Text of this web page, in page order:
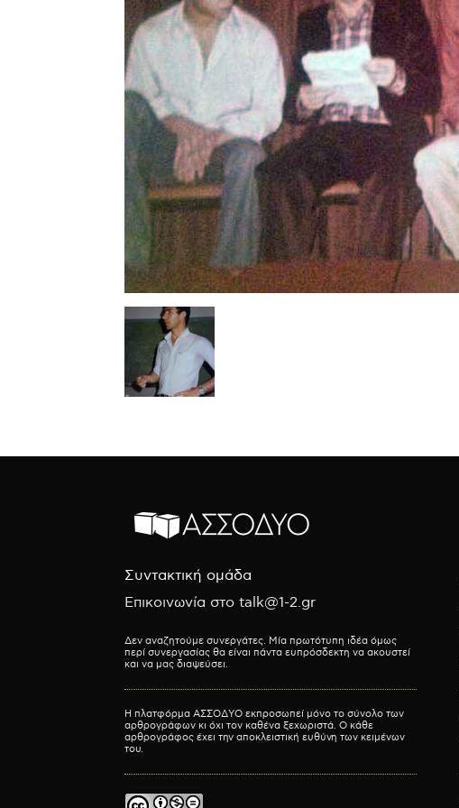
Συντακτική ομάδα
Επικοινωνία στο talk@1-2.gr
Δεν αναζητούμε συνεργάτες. Μία πρωτότυπη ιδέα όμως
περί συνεργασίας θα είναι πάντα ευπρόσδεκτη να ακουστεί
και να μας διαψεύσει.
Η πλατφόρμα ΑΣΣΟΔΥΟ εκπροσωπεί μόνο το σύνολο των
αρθρογράφων κι όχι τον καθένα ξεχωριστά. Ο κάθε
αρθρογράφος έχει την αποκλειστική ευθύνη των κειμένων
του.